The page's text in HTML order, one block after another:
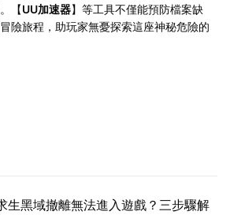
【UU加速器】等工具不僅能預防檔案缺
險旅程，助玩家無憂探索這座神秘危險的
生黑域撤離無法進入遊戲？三步驟解